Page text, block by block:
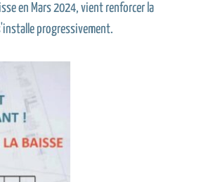
en Mars 2024, vient renforcer la
progressivement.